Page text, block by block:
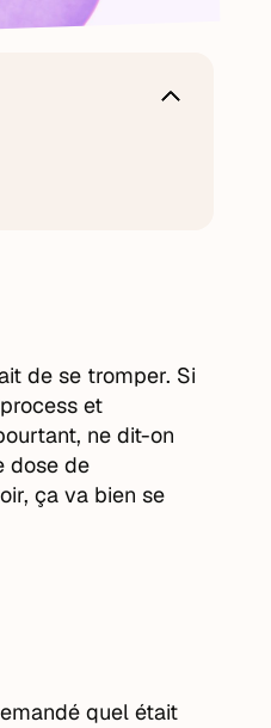
de se tromper. Si
et
ne dit-on
dose de
ça va bien se
quel était